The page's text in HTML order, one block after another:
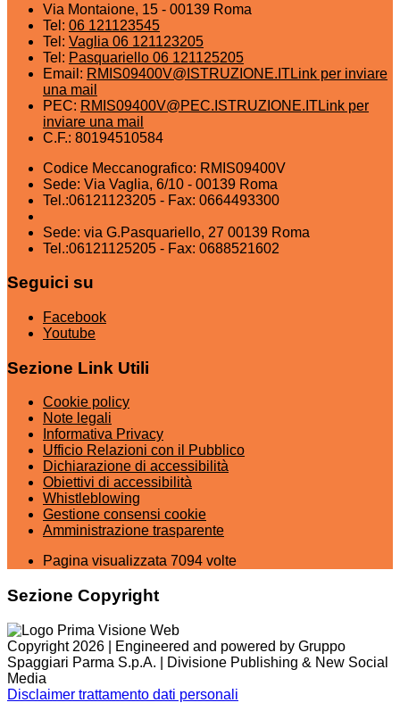
Via Montaione, 15 - 00139 Roma
Tel: 06 121123545
Tel: Vaglia 06 121123205
Tel: Pasquariello 06 121125205
Email: RMIS09400V@ISTRUZIONE.ITLink per inviare
una mail
PEC: RMIS09400V@PEC.ISTRUZIONE.ITLink per
inviare una mail
C.F.: 80194510584
Codice Meccanografico: RMIS09400V
Sede: Via Vaglia, 6/10 - 00139 Roma
Tel.:06121123205 - Fax: 0664493300
Sede: via G.Pasquariello, 27 00139 Roma
Tel.:06121125205 - Fax: 0688521602
Seguici su
Facebook
Youtube
Sezione Link Utili
Cookie policy
Note legali
Informativa Privacy
Ufficio Relazioni con il Pubblico
Dichiarazione di accessibilità
Obiettivi di accessibilità
Whistleblowing
Gestione consensi cookie
Amministrazione trasparente
Pagina visualizzata 7094 volte
Sezione Copyright
Copyright 2026 | Engineered and powered by Gruppo
Spaggiari Parma S.p.A. | Divisione Publishing & New Social
Media
Disclaimer trattamento dati personali